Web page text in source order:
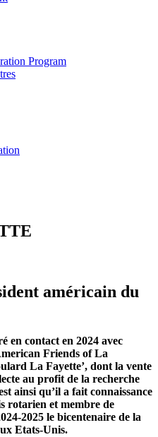
Program
américain du
en contact en 2024 avec
Friends of La
La Fayette’, dont la vente
au profit de la recherche
ainsi qu’il a fait connaissance
rotarien et membre de
2025 le bicentenaire de la
Etats-Unis.